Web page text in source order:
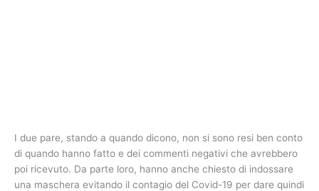
I due pare, stando a quando dicono, non si sono resi ben conto
di quando hanno fatto e dei commenti negativi che avrebbero
poi ricevuto. Da parte loro, hanno anche chiesto di indossare
una maschera evitando il contagio del Covid-19 per dare quindi